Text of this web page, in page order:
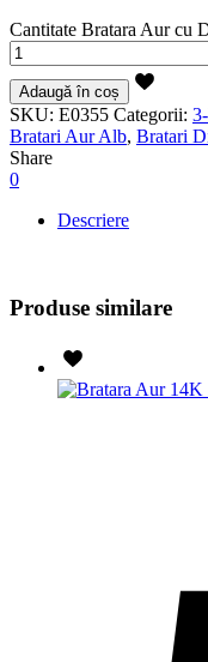
Cantitate Bratara Aur
Adaugă în coș
SKU: E0355 Categorii:
Bratari Aur Alb, Bratari
Share
0
Descriere
Produse similare